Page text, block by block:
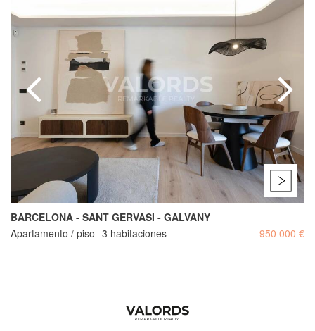
BARCELONA - SANT GERVASI - GALVANY
Apartamento / piso 3 habitaciones 950 000 €